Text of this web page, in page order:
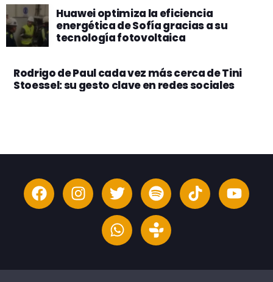
Huawei optimiza la eficiencia
energética de Sofía gracias a su
tecnología fotovoltaica
Rodrigo de Paul cada vez más cerca de Tini
Stoessel: su gesto clave en redes sociales